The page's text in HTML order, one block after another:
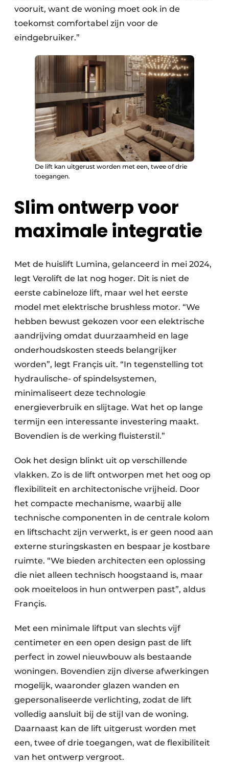
vooruit, want de woning moet ook in de
toekomst comfortabel zijn voor de
eindgebruiker.”
De lift kan uitgerust worden met een, twee of drie
toegangen.
Slim ontwerp voor
maximale integratie
Met de huislift Lumina, gelanceerd in mei 2024,
legt Verolift de lat nog hoger. Dit is niet de
eerste cabineloze lift, maar wel het eerste
model met elektrische brushless motor. “We
hebben bewust gekozen voor een elektrische
aandrijving omdat duurzaamheid en lage
onderhoudskosten steeds belangrijker
worden”, legt Françis uit. “In tegenstelling tot
hydraulische- of spindelsystemen,
minimaliseert deze technologie
energieverbruik en slijtage. Wat het op lange
termijn een interessante investering maakt.
Bovendien is de werking fluisterstil.”
Ook het design blinkt uit op verschillende
vlakken. Zo is de lift ontworpen met het oog op
flexibiliteit en architectonische vrijheid. Door
het compacte mechanisme, waarbij alle
technische componenten in de centrale kolom
en liftschacht zijn verwerkt, is er geen nood aan
externe sturingskasten en bespaar je kostbare
ruimte. “We bieden architecten een oplossing
die niet alleen technisch hoogstaand is, maar
ook moeiteloos in hun ontwerpen past”, aldus
Françis.
Met een minimale liftput van slechts vijf
centimeter en een open design past de lift
perfect in zowel nieuwbouw als bestaande
woningen. Bovendien zijn diverse afwerkingen
mogelijk, waaronder glazen wanden en
gepersonaliseerde verlichting, zodat de lift
volledig aansluit bij de stijl van de woning.
Daarnaast kan de lift uitgerust worden met
een, twee of drie toegangen, wat de flexibiliteit
van het ontwerp vergroot.